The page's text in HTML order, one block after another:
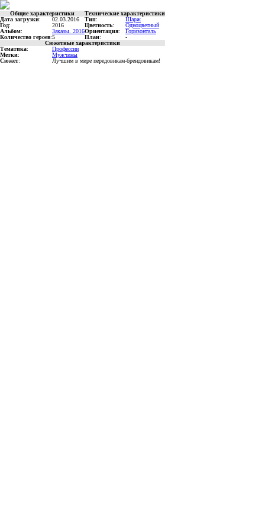
Общие характеристики
Технические характеристики
Дата загрузки: 02.03.2016 Тип:
Шарж
Год: 2016 Цветность:
Одноцветный
Альбом: Заказы. 2016Ориентация:
Горизонталь
Количество героев:5 План:
-
Сюжетные характеристики
Тематика:
Профессии
Метки:
Мужчины
Сюжет: Лучшим в мире передовикам-брендовикам!